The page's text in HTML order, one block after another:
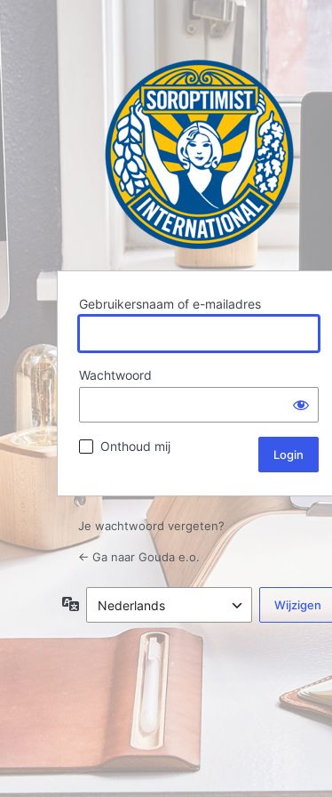
Gebruikersnaam of e-mailadres
Wachtwoord
Onthoud mij
Je wachtwoord vergeten?
← Ga naar Gouda e.o.
Taal